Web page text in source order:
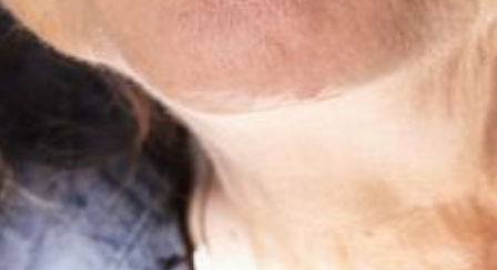
Die OnR mit euch
Führungen durch die Oper